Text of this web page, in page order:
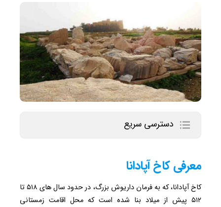
دسترسی سریع
معرفی کاخ آپادانا
کاخ آپادانا، که به فرمان داریوش بزرگ، در حدود سال های ۵۱۸ تا
۵۱۲ پیش از میلاد بنا شده است که محل اقامت زمستانی